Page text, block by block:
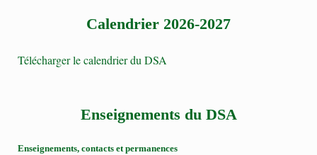
Calendrier 2026-2027
Télécharger le calendrier du DSA
Enseignements du DSA
Enseignements, contacts et permanences